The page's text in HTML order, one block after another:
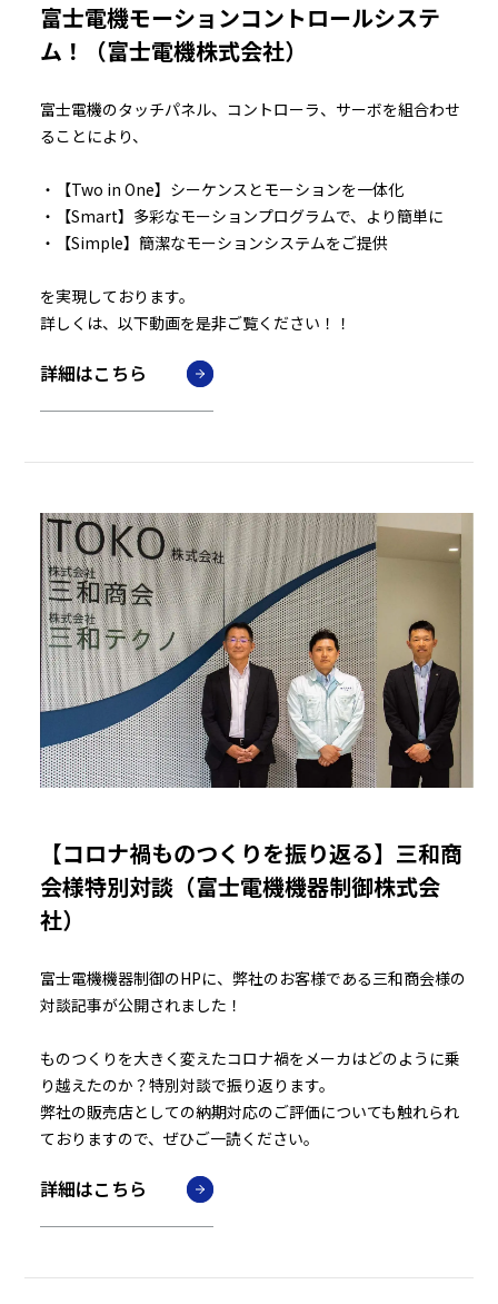
富士電機モーションコントロールシステ
ム！（富士電機株式会社）
富士電機のタッチパネル、コントローラ、サーボを組合わせ
ることにより、
・【Two in One】シーケンスとモーションを一体化
・【Smart】多彩なモーションプログラムで、より簡単に
・【Simple】簡潔なモーションシステムをご提供
を実現しております。
詳しくは、以下動画を是非ご覧ください！！
詳細はこちら
【コロナ禍ものつくりを振り返る】三和商
会様特別対談（富士電機機器制御株式会
社）
富士電機機器制御のHPに、弊社のお客様である三和商会様の
対談記事が公開されました！
ものつくりを大きく変えたコロナ禍をメーカはどのように乗
り越えたのか？特別対談で振り返ります。
弊社の販売店としての納期対応のご評価についても触れられ
ておりますので、ぜひご一読ください。
詳細はこちら